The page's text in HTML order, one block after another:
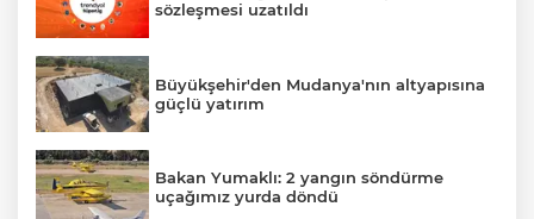
sözleşmesi uzatıldı
Büyükşehir'den Mudanya'nın altyapısına
güçlü yatırım
Bakan Yumaklı: 2 yangın söndürme
uçağımız yurda döndü